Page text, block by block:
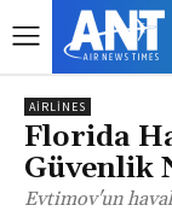
AIRLINES
Florida
Güvenlik
Evtimov'un